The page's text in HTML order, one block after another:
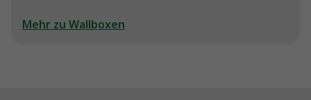
Mehr zu Wallboxen